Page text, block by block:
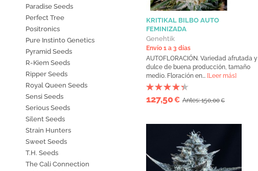
Paradise Seeds
Perfect Tree
Positronics
Pure Instinto Genetics
Pyramid Seeds
R-Kiem Seeds
Ripper Seeds
Royal Queen Seeds
Sensi Seeds
Serious Seeds
Silent Seeds
Strain Hunters
Sweet Seeds
T.H. Seeds
The Cali Connection
KRITIKAL BILBO AUTO
FEMINIZADA
Genehtik
Envío 1 a 3 días
AUTOFLORACIÓN. Variedad afrutada y
dulce de buena producción, tamaño
medio. Floración en... [Leer más]
127,50€ Antes: 150,00€